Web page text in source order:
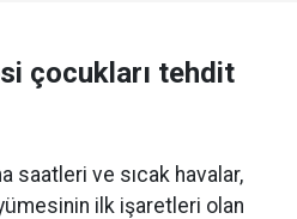
çocukları tehdit
saatleri ve sıcak havalar,
ilk işaretleri olan